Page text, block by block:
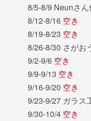
8/5-8/9 Neunさん
8/12-8/16 空き
8/19-8/23 空き
8/26-8/30 さがお
9/2-9/6 空き
9/9-9/13 空き
9/16-9/20 空き
9/23-9/27 ガラス
9/30-10/4 空き